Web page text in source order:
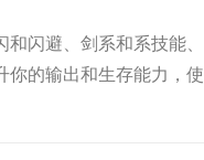
闪避、剑系和系技能、
你的输出和生存能力，使